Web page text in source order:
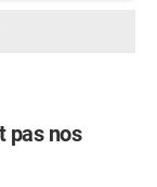
pas nos